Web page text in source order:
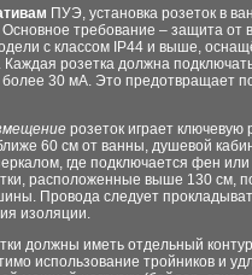
ПУЭ, установка розеток в
Основное требование – защита
с классом IP44 и выше,
розетка должна
более 30 мА. Это предотвращает
розеток играет ключевую
60 см от ванны, душевой
где подключается фен
расположенные выше 130 см,
Провода следует
изоляции.
должны иметь отдельный
использование тройников и